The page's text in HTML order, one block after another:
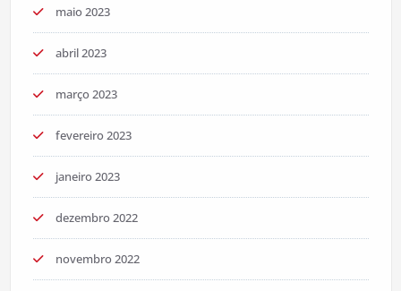
maio 2023
abril 2023
março 2023
fevereiro 2023
janeiro 2023
dezembro 2022
novembro 2022